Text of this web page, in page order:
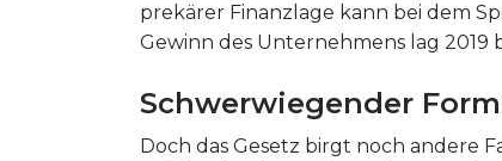
prekärer Finanzlage kann bei dem
Gewinn des Unternehmens lag 2019
Schwerwiegender
Doch das Gesetz birgt noch andere